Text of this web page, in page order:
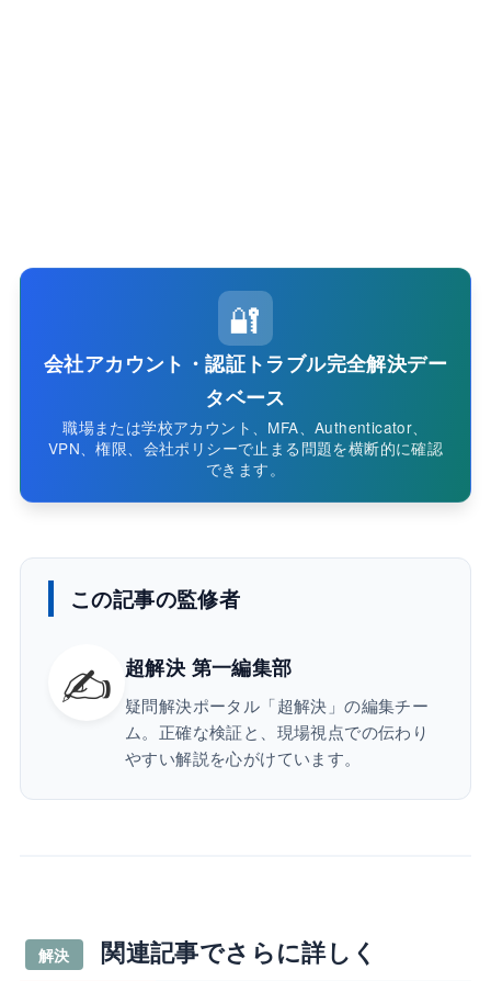
🔐
会社アカウント・認証トラブル完全解決デー
タベース
職場または学校アカウント、MFA、Authenticator、
VPN、権限、会社ポリシーで止まる問題を横断的に確認
できます。
この記事の監修者
✍️ 超解決 第一編集部
疑問解決ポータル「超解決」の編集チー
ム。正確な検証と、現場視点での伝わり
やすい解説を心がけています。
解決 関連記事でさらに詳しく